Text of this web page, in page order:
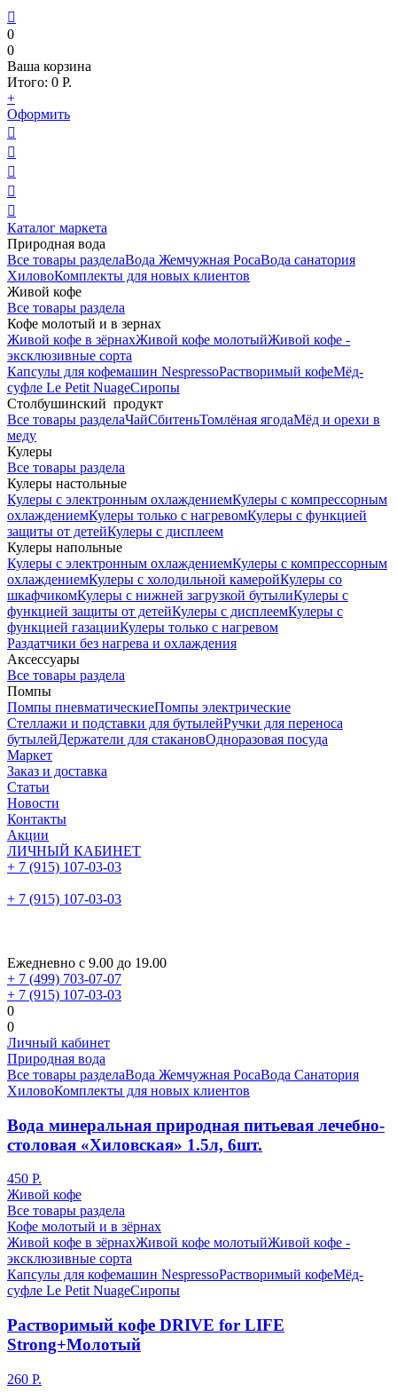

0
0
Ваша корзина
Итого: 0 Р.
+
Оформить





Каталог маркета
Природная вода
Все товары разделаВода Жемчужная РосаВода санатория
ХиловоКомплекты для новых клиентов
Живой кофе
Все товары раздела
Кофе молотый и в зернах
Живой кофе в зёрнахЖивой кофе молотыйЖивой кофе -
эксклюзивные сорта
Капсулы для кофемашин NespressoРастворимый кофеМёд-
суфле Le Petit NuageСиропы
Столбушинский продукт
Все товары разделаЧайСбитеньТомлёная ягодаМёд и орехи в
меду
Кулеры
Все товары раздела
Кулеры настольные
Кулеры с электронным охлаждениемКулеры с компрессорным
охлаждениемКулеры только с нагревомКулеры с функцией
защиты от детейКулеры с дисплеем
Кулеры напольные
Кулеры с электронным охлаждениемКулеры с компрессорным
охлаждениемКулеры с холодильной камеройКулеры со
шкафчикомКулеры с нижней загрузкой бутылиКулеры с
функцией защиты от детейКулеры с дисплеемКулеры с
функцией газацииКулеры только с нагревом
Раздатчики без нагрева и охлаждения
Аксессуары
Все товары раздела
Помпы
Помпы пневматическиеПомпы электрические
Стеллажи и подставки для бутылейРучки для переноса
бутылейДержатели для стакановОдноразовая посуда
Маркет
Заказ и доставка
Статьи
Новости
Контакты
Акции
ЛИЧНЫЙ КАБИНЕТ
+ 7 (915) 107-03-03
+ 7 (915) 107-03-03
Ежедневно с 9.00 до 19.00
+ 7 (499) 703-07-07
+ 7 (915) 107-03-03
0
0
Личный кабинет
Природная вода
Все товары разделаВода Жемчужная РосаВода Санатория
ХиловоКомплекты для новых клиентов
Вода минеральная природная питьевая лечебно-
столовая «Хиловская» 1.5л, 6шт.
450 Р.
Живой кофе
Все товары раздела
Кофе молотый и в зёрнах
Живой кофе в зёрнахЖивой кофе молотыйЖивой кофе -
эксклюзивные сорта
Капсулы для кофемашин NespressoРастворимый кофеМёд-
суфле Le Petit NuageСиропы
Растворимый кофе DRIVE for LIFE
Strong+Молотый
260 Р.